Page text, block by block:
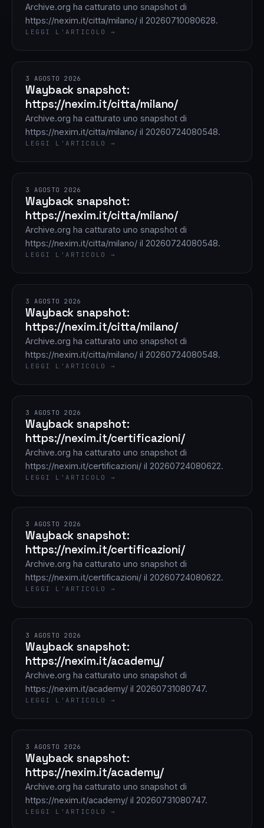
Archive.org ha catturato uno snapshot di
https://nexim.it/citta/milano/ il 20260710080628.
LEGGI L'ARTICOLO →
3 AGOSTO 2026
Wayback snapshot:
https://nexim.it/citta/milano/
Archive.org ha catturato uno snapshot di
https://nexim.it/citta/milano/ il 20260724080548.
LEGGI L'ARTICOLO →
3 AGOSTO 2026
Wayback snapshot:
https://nexim.it/citta/milano/
Archive.org ha catturato uno snapshot di
https://nexim.it/citta/milano/ il 20260724080548.
LEGGI L'ARTICOLO →
3 AGOSTO 2026
Wayback snapshot:
https://nexim.it/citta/milano/
Archive.org ha catturato uno snapshot di
https://nexim.it/citta/milano/ il 20260724080548.
LEGGI L'ARTICOLO →
3 AGOSTO 2026
Wayback snapshot:
https://nexim.it/certificazioni/
Archive.org ha catturato uno snapshot di
https://nexim.it/certificazioni/ il 20260724080622.
LEGGI L'ARTICOLO →
3 AGOSTO 2026
Wayback snapshot:
https://nexim.it/certificazioni/
Archive.org ha catturato uno snapshot di
https://nexim.it/certificazioni/ il 20260724080622.
LEGGI L'ARTICOLO →
3 AGOSTO 2026
Wayback snapshot:
https://nexim.it/academy/
Archive.org ha catturato uno snapshot di
https://nexim.it/academy/ il 20260731080747.
LEGGI L'ARTICOLO →
3 AGOSTO 2026
Wayback snapshot:
https://nexim.it/academy/
Archive.org ha catturato uno snapshot di
https://nexim.it/academy/ il 20260731080747.
LEGGI L'ARTICOLO →